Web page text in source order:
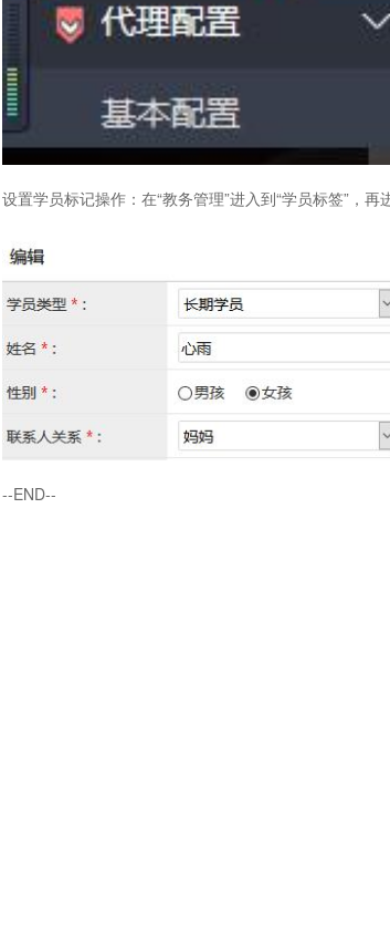
设置学员标记操作： 在“教务管理”进入到“学员标签”，再
--END--